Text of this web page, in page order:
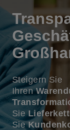
Steigern Sie
Ihren
Sie
Sie